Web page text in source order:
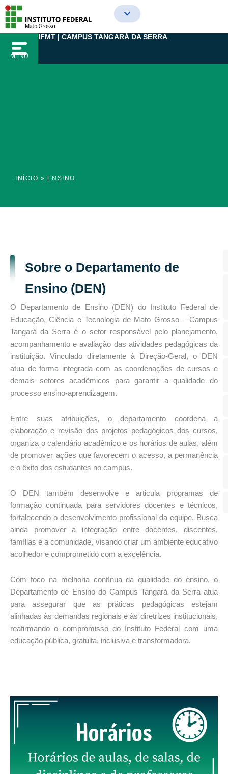
para
conteúdo
MENU
IFMT | CAMPUS TANGARÁ DA SERRA
INÍCIO » ENSINO
Sobre o Departamento de
Ensino (DEN)
O Departamento de Ensino (DEN) do Instituto Federal de
Educação, Ciência e Tecnologia de Mato Grosso – Campus
Tangará da Serra é o setor responsável pelo planejamento,
acompanhamento e avaliação das atividades pedagógicas da
instituição. Vinculado diretamente à Direção-Geral, o DEN
atua de forma integrada com as coordenações de cursos e
demais setores acadêmicos para garantir a qualidade do
processo ensino-aprendizagem.
Entre suas atribuições, o departamento coordena a
elaboração e revisão dos projetos pedagógicos dos cursos,
organiza o calendário acadêmico e os horários de aulas, além
de promover ações que favorecem o acesso, a permanência
e o êxito dos estudantes no campus.
O DEN também desenvolve e articula programas de
formação continuada para servidores docentes e técnicos,
fortalecendo o desenvolvimento profissional da equipe. Busca
ainda promover a integração entre docentes, discentes,
famílias e a comunidade, visando criar um ambiente educativo
acolhedor e comprometido com a excelência.
Com foco na melhoria contínua da qualidade do ensino, o
Departamento de Ensino do Campus Tangará da Serra atua
para assegurar que as práticas pedagógicas estejam
alinhadas às demandas regionais e às diretrizes institucionais,
reafirmando o compromisso do Instituto Federal com uma
educação pública, gratuita, inclusiva e transformadora.